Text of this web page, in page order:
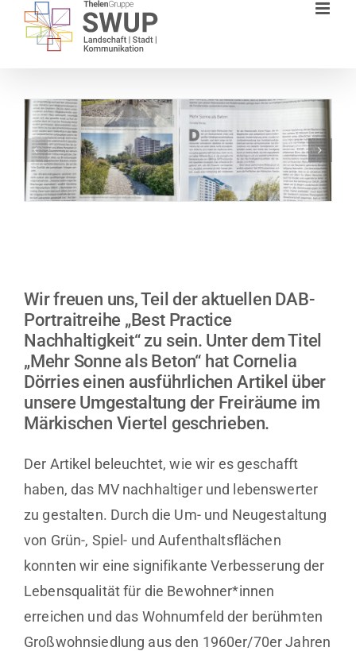
Zum
Inhalt
Wir freuen uns, Teil der aktuellen DAB-
Portraitreihe „Best Practice
Nachhaltigkeit“ zu sein. Unter dem Titel
„Mehr Sonne als Beton“ hat Cornelia
Dörries einen ausführlichen Artikel über
unsere Umgestaltung der Freiräume im
Märkischen Viertel geschrieben.
Der Artikel beleuchtet, wie wir es geschafft
haben, das MV nachhaltiger und lebenswerter
zu gestalten. Durch die Um- und Neugestaltung
von Grün-, Spiel- und Aufenthaltsflächen
konnten wir eine signifikante Verbesserung der
Lebensqualität für die Bewohner*innen
erreichen und das Wohnumfeld der berühmten
Großwohnsiedlung aus den 1960er/70er Jahren